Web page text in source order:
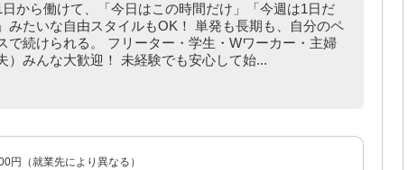
日から働けて、「今日はこの時間だけ」「今週は1日だ
みたいな自由スタイルもOK！ 単発も長期も、自分のペ
で続けられる。 フリーター・学生・Wワーカー・主婦
）みんな大歓迎！ 未経験でも安心して始...
円（就業先により異なる）